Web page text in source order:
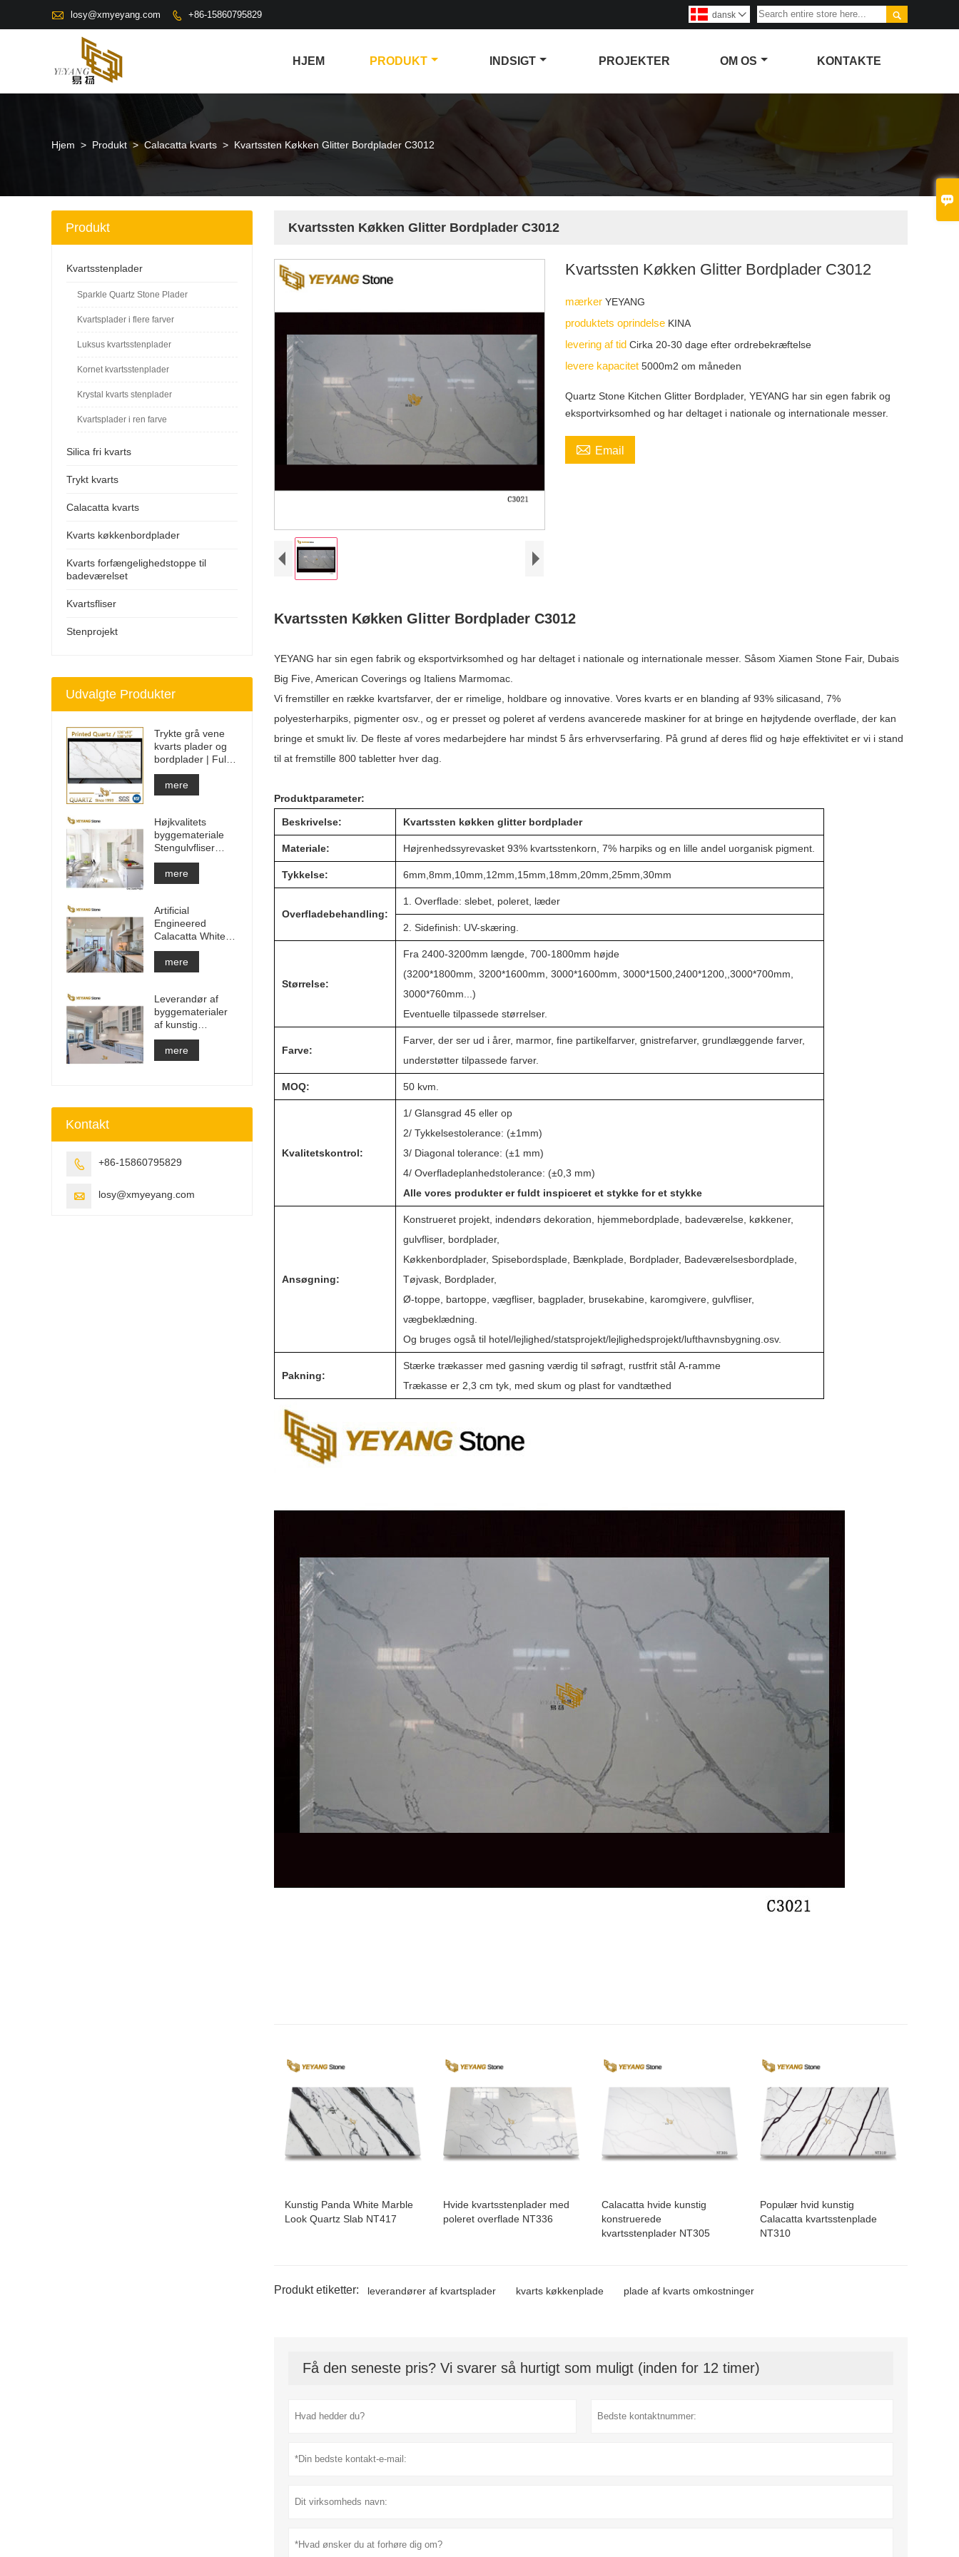

 losy@xmyeyang.com  +86-15860795829 
dansk 
HJEM PRODUKT INDSIGT PROJEKTER OM OS KONTAKTE
Hjem > Produkt > Calacatta kvarts > Kvartssten Køkken Glitter Bordplader C3012
Kvartssten Køkken Glitter Bordplader C3012
Kvartssten Køkken Glitter Bordplader C3012
mærkerYEYANG
produktets oprindelse KINA
levering af tidCirka 20-30 dage efter ordrebekræftelse
levere kapacitet5000m2 om måneden
Quartz Stone Kitchen Glitter Bordplader, YEYANG har sin egen fabrik og
eksportvirksomhed og har deltaget i nationale og internationale messer.
 Email
Kvartssten Køkken Glitter Bordplader C3012
YEYANG har sin egen fabrik og eksportvirksomhed og har deltaget i nationale og internationale messer. Såsom Xiamen Stone Fair, Dubais
Big Five, American Coverings og Italiens Marmomac.
Vi fremstiller en række kvartsfarver, der er rimelige, holdbare og innovative. Vores kvarts er en blanding af 93% silicasand, 7%
polyesterharpiks, pigmenter osv., og er presset og poleret af verdens avancerede maskiner for at bringe en højtydende overflade, der kan
bringe et smukt liv. De fleste af vores medarbejdere har mindst 5 års erhvervserfaring. På grund af deres flid og høje effektivitet er vi i stand
til at fremstille 800 tabletter hver dag.
Produktparameter:
Beskrivelse: Kvartssten køkken glitter bordplader
Materiale: Højrenhedssyrevasket 93% kvartsstenkorn, 7% harpiks og en lille andel uorganisk pigment.
Tykkelse: 6mm,8mm,10mm,12mm,15mm,18mm,20mm,25mm,30mm
Overfladebehandling:
1. Overflade: slebet, poleret, læder
2. Sidefinish: UV-skæring.
Størrelse:
Fra 2400-3200mm længde, 700-1800mm højde
(3200*1800mm, 3200*1600mm, 3000*1600mm, 3000*1500,2400*1200,,3000*700mm,
3000*760mm...)
Eventuelle tilpassede størrelser.
Farve:
Farver, der ser ud i årer, marmor, fine partikelfarver, gnistrefarver, grundlæggende farver,
understøtter tilpassede farver.
MOQ: 50 kvm.
Kvalitetskontrol:
1/ Glansgrad 45 eller op
2/ Tykkelsestolerance: (±1mm)
3/ Diagonal tolerance: (±1 mm)
4/ Overfladeplanhedstolerance: (±0,3 mm)
Alle vores produkter er fuldt inspiceret et stykke for et stykke
Ansøgning:
Konstrueret projekt, indendørs dekoration, hjemmebordplade, badeværelse, køkkener,
gulvfliser, bordplader,
Køkkenbordplader, Spisebordsplade, Bænkplade, Bordplader, Badeværelsesbordplade,
Tøjvask, Bordplader,
Ø-toppe, bartoppe, vægfliser, bagplader, brusekabine, karomgivere, gulvfliser,
vægbeklædning.
Og bruges også til hotel/lejlighed/statsprojekt/lejlighedsprojekt/lufthavnsbygning.osv.
Pakning:
Stærke trækasser med gasning værdig til søfragt, rustfrit stål A-ramme
Trækasse er 2,3 cm tyk, med skum og plast for vandtæthed
Kunstig Panda White Marble
Look Quartz Slab NT417
Hvide kvartsstenplader med
poleret overflade NT336
Calacatta hvide kunstig
konstruerede
kvartsstenplader NT305
Populær hvid kunstig
Calacatta kvartsstenplade
NT310
Produkt etiketter: leverandører af kvartsplader kvarts køkkenplade plade af kvarts omkostninger
Få den seneste pris? Vi svarer så hurtigt som muligt (inden for 12 timer)
Produkt
Kvartsstenplader
Sparkle Quartz Stone Plader
Kvartsplader i flere farver
Luksus kvartsstenplader
Kornet kvartsstenplader
Krystal kvarts stenplader
Kvartsplader i ren farve
Silica fri kvarts
Trykt kvarts
Calacatta kvarts
Kvarts køkkenbordplader
Kvarts forfængelighedstoppe til
badeværelset
Kvartsfliser
Stenprojekt
Udvalgte Produkter
Trykte grå vene
kvarts plader og
bordplader | Fuldt
trykt kvarts PQ005
mere
Højkvalitets
byggemateriale
Stengulvfliser
lysegrå projekter
mere
Artificial
Engineered
Calacatta White
Quartz Stone
Bordplade &
Forfængelighed
Slab
mere
Leverandør af
byggematerialer
af kunstig
kvartssten med
fast overflade
mere
Kontakt
 +86-15860795829
 losy@xmyeyang.com